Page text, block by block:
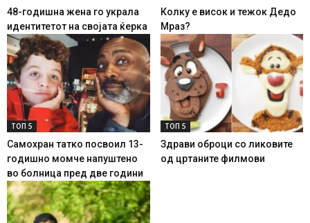
48-годишна жена го украла
идентитетот на својата ќерка
Колку е висок и тежок Дедо
Мраз?
ТОП 5
Самохран татко посвоил 13-
годишно момче напуштено
во болница пред две години
ТОП 5
Здрави оброци со ликовите
од цртаните филмови